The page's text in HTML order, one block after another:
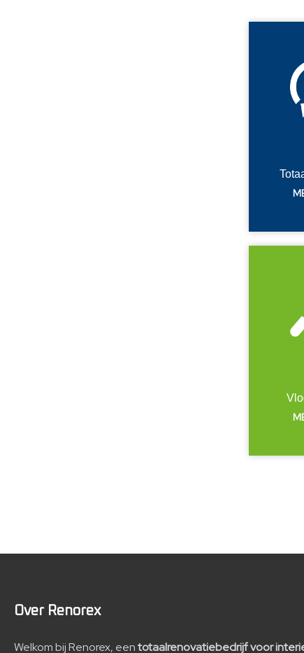
Over Renorex
Welkom bij Renorex, eentotaalrenovatiebedrijf voor